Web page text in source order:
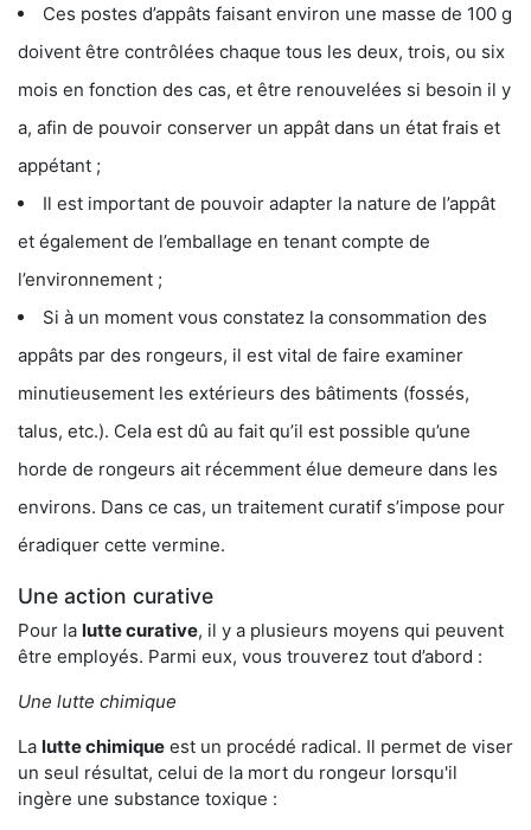
Ces postes d’appâts faisant environ une masse de 100 g
doivent être contrôlées chaque tous les deux, trois, ou six
mois en fonction des cas, et être renouvelées si besoin il y
a, afin de pouvoir conserver un appât dans un état frais et
appétant ;
Il est important de pouvoir adapter la nature de l’appât
et également de l’emballage en tenant compte de
l’environnement ;
Si à un moment vous constatez la consommation des
appâts par des rongeurs, il est vital de faire examiner
minutieusement les extérieurs des bâtiments (fossés,
talus, etc.). Cela est dû au fait qu’il est possible qu’une
horde de rongeurs ait récemment élue demeure dans les
environs. Dans ce cas, un traitement curatif s’impose pour
éradiquer cette vermine.
Une action curative
Pour la lutte curative, il y a plusieurs moyens qui peuvent
être employés. Parmi eux, vous trouverez tout d’abord :
Une lutte chimique
La lutte chimique est un procédé radical. Il permet de viser
un seul résultat, celui de la mort du rongeur lorsqu'il
ingère une substance toxique :